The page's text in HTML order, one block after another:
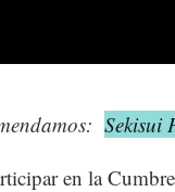
Sekisui
en la